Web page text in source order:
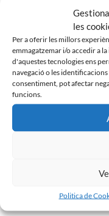
les
Per a oferir les millors
emmagatzemar i/o accedir a
d'aquestes tecnologies ens
navegació o les
consentiment, pot afectar
funcions.
Politica de
GASTÓN VALLES,